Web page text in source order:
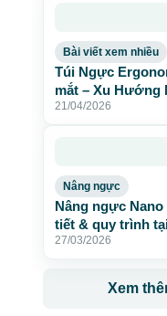
Bài viết xem nhiều
Túi Ngực
mắt – Xu Hướng
21/04/2026
Nâng ngực
Nâng ngực
tiết & quy trình
27/03/2026
Xem